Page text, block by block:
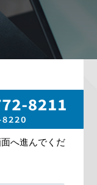
へ進んでくだ